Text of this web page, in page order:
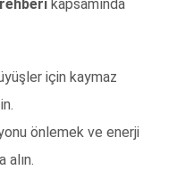
kapsamında
için kaymaz
önlemek ve enerji
alın.